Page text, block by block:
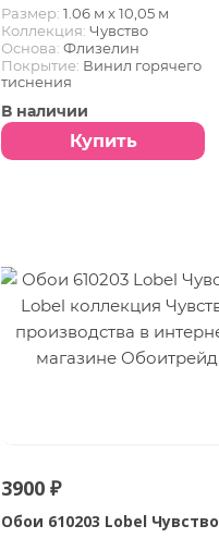
Размер: 1.06 м х 10,05 м
Коллекция: Чувство
Основа: Флизелин
Покрытие: Винил горячего
тиснения
В наличии
Купить
3900 ₽
Обои 610203 Lobel Чувство